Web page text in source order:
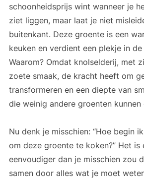
schoonheidsprijs wint wanneer je
ziet liggen, maar laat je niet
buitenkant. Deze groente is een
keuken en verdient een plekje in
Waarom? Omdat knolselderij, met
zoete smaak, de kracht heeft om
transformeren en een diepte van
die weinig andere groenten kunnen
Nu denk je misschien: “Hoe begin
om deze groente te koken?” Het is
eenvoudiger dan je misschien zou
samen door alles wat je moet